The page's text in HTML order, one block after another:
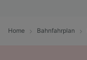
Home Bahnfahrplan